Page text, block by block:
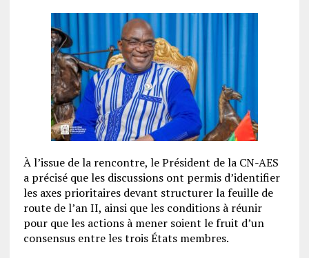
À l’issue de la rencontre, le Président de la CN-AES
a précisé que les discussions ont permis d’identifier
les axes prioritaires devant structurer la feuille de
route de l’an II, ainsi que les conditions à réunir
pour que les actions à mener soient le fruit d’un
consensus entre les trois États membres.